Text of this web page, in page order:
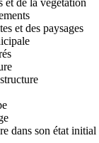
et des paysages
dans son état initial